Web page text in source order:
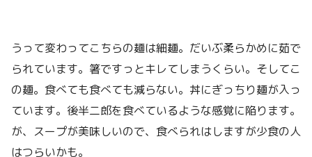
うって変わってこちらの麺は細麺。だいぶ柔らかめに茹で
られています。箸ですっとキレてしまうくらい。そしてこ
の麺。食べても食べても減らない。丼にぎっちり麺が入っ
ています。後半二郎を食べているような感覚に陥ります。
が、スープが美味しいので、食べられはしますが少食の人
はつらいかも。